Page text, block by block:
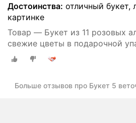
Достоинства: отличный букет,
картинке
Товар — Букет из 11 розовых
свежие цветы в подарочной
Больше отзывов про Букет 5